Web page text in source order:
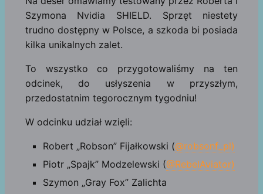
Szymona Nvidia SHIELD. Sprzęt niestety
trudno dostępny w Polsce, a szkoda bi posiada
kilka unikalnych zalet.
To wszystko co przygotowaliśmy na ten
odcinek, do usłyszenia w przyszłym,
przedostatnim tegorocznym tygodniu!
W odcinku udział wzięli:
Robert „Robson” Fijałkowski (@robsonf_pl)
Piotr „Spajk” Modzelewski (@RebelAviator)
Szymon „Gray Fox” Zalichta